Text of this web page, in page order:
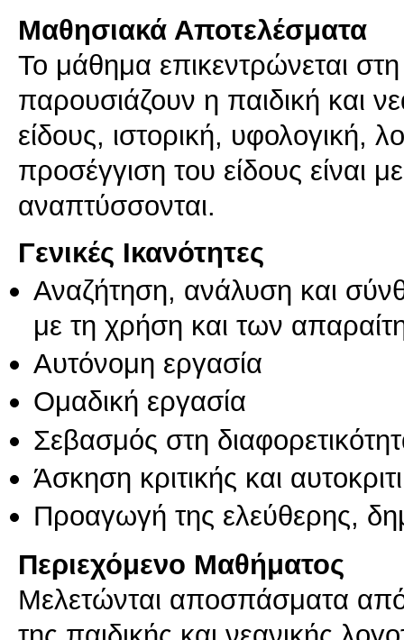
Μαθησιακά Αποτελέσματα
Το μάθημα επικεντρώνεται στη
παρουσιάζουν η παιδική και
είδους, ιστορική, υφολογική,
προσέγγιση του είδους είναι
αναπτύσσονται.
Γενικές Ικανότητες
Αναζήτηση, ανάλυση και
με τη χρήση και των
Αυτόνομη εργασία
Ομαδική εργασία
Σεβασμός στη
Άσκηση κριτικής και
Προαγωγή της ελεύθερης,
Περιεχόμενο Μαθήματος
Μελετώνται αποσπάσματα